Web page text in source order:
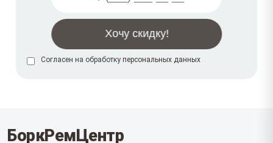
Согласен на обработку персональных данных
БоркРемЦентр